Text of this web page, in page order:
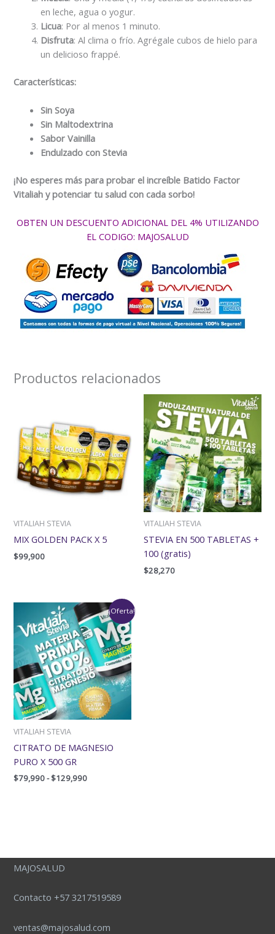
en leche, agua o yogur.
Licua: Por al menos 1 minuto.
Disfruta: Al clima o frío. Agrégale cubos de hielo para
un delicioso frappé.
Características:
Sin Soya
Sin Maltodextrina
Sabor Vainilla
Endulzado con Stevia
¡No esperes más para probar el increíble Batido Factor
Vitaliah y potenciar tu salud con cada sorbo!
OBTEN UN DESCUENTO ADICIONAL DEL 4% UTILIZANDO
EL CODIGO: MAJOSALUD
Productos relacionados
VITALIAH STEVIA
MIX GOLDEN PACK X 5
$99,900
VITALIAH STEVIA
STEVIA EN 500 TABLETAS +
100 (gratis)
$28,270
¡Oferta!
VITALIAH STEVIA
CITRATO DE MAGNESIO
PURO X 500 GR
$79,990-$129,990
Rango
de
precios:
desde
$79,990
hasta
$129,990
MAJOSALUD
Contacto +57 3217519589
ventas@majosalud.com